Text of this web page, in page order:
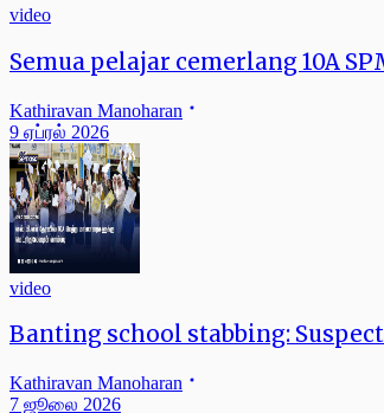
video
Semua pelajar cemerlang 10A
Kathiravan Manoharan
9 ஏப்ரல் 2026
video
Banting school stabbing:
Kathiravan Manoharan
7 ஜூலை 2026